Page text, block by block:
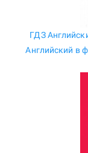
ГДЗ
Английский в